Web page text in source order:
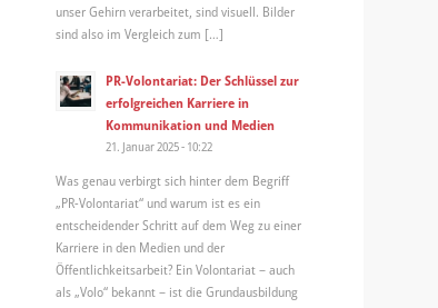
unser Gehirn verarbeitet, sind visuell. Bilder
sind also im Vergleich zum […]
PR-Volontariat: Der Schlüssel zur
erfolgreichen Karriere in
Kommunikation und Medien
21. Januar 2025 - 10:22
Was genau verbirgt sich hinter dem Begriff
„PR-Volontariat“ und warum ist es ein
entscheidender Schritt auf dem Weg zu einer
Karriere in den Medien und der
Öffentlichkeitsarbeit? Ein Volontariat – auch
als „Volo“ bekannt – ist die Grundausbildung